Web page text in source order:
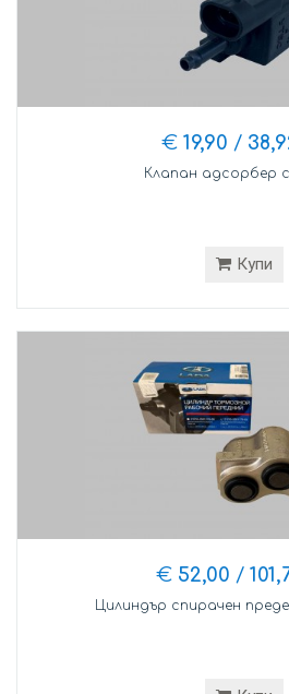
€ 19,90 /
Клапан адсорбер с
Купи
€ 52,00 /
Цилиндър спирачен